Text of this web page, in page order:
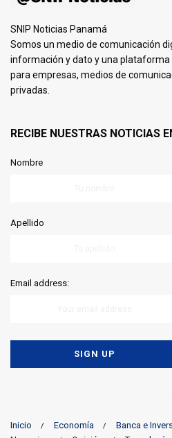
SNIP Noticias Panamá
Somos un medio de comunicación
información y dato y una
para empresas, medios de
privadas.
RECIBE NUESTRAS NOTICIAS
Nombre
Apellido
Email address:
Inicio Economía Banca e